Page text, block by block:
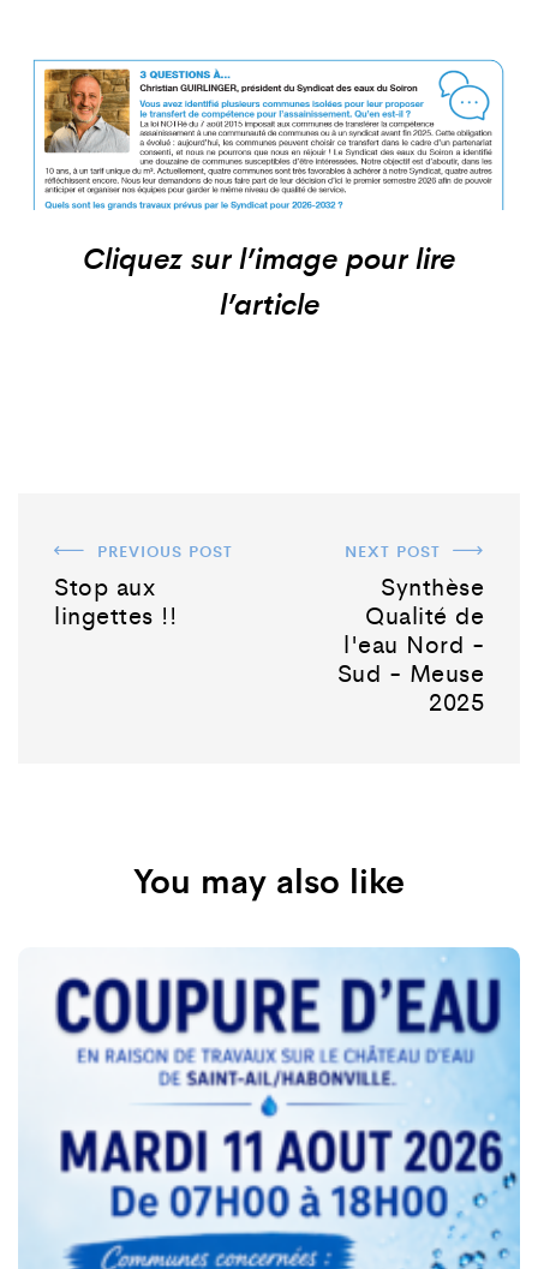
Cliquez sur l’image pour lire
l’article
PREVIOUS POST
Stop aux
lingettes !!
NEXT POST
Synthèse
Qualité de
l'eau Nord -
Sud - Meuse
2025
You may also like